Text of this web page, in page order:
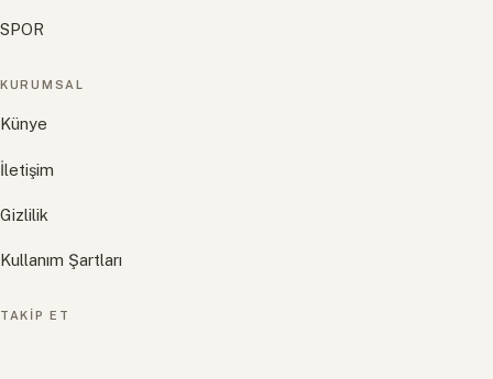
SPOR
KURUMSAL
Künye
İletişim
Gizlilik
Kullanım Şartları
TAKIP ET